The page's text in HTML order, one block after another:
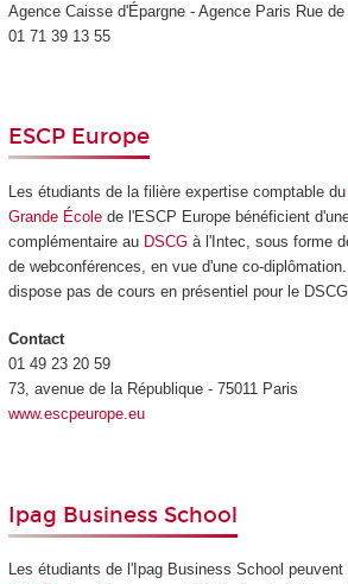
Agence Caisse d'Épargne - Agence Paris Rue
01 71 39 13 55
ESCP Europe
Les étudiants de la filière expertise comptable du
Grande Écolede l'ESCP Europe bénéficient
complémentaire au DSCGà l'Intec, sous forme
de webconférences, en vue d'une co-
dispose pas de cours en présentiel pour le DSCG.
Contact
01 49 23 20 59
73, avenue de la République - 75011 Paris
www.escpeurope.eu
Ipag Business School
Les étudiants de l'Ipag Business School peuvent